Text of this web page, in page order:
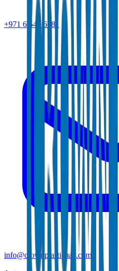
+971 6 543 6781
info@crownplasticuae.com